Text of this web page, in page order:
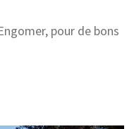
pour de bons